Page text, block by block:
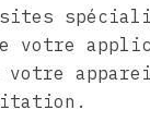
votre
votre